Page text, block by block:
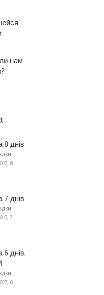
нам
8 днів
8
7 днів
7
6 днів.
6